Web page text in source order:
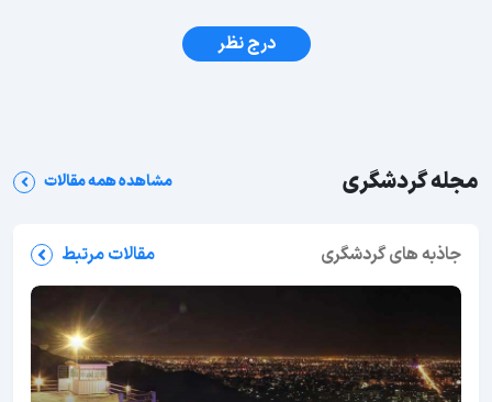
درج نظر
مجله گردشگری مشاهده همه مقالات
جاذبه های گردشگری مقالات مرتبط